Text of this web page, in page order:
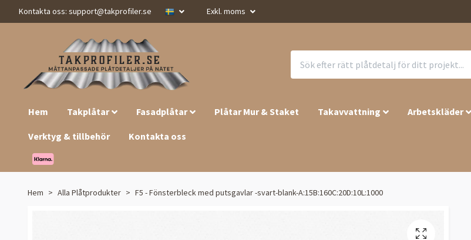
Kontakta oss: support@takprofiler.se Exkl. moms
Hem Takplåtar Fasadplåtar Plåtar Mur & Staket Takavvattning Arbetskläder
Verktyg & tillbehör Kontakta oss
Hem Alla Plåtprodukter F5 - Fönsterbleck med putsgavlar -svart-blank-A:15B:160C:20D:10L:1000